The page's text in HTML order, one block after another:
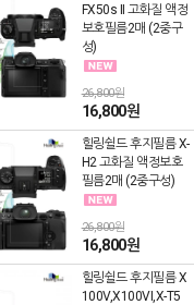
FX50s II 고화질 액정
보호필름2매 (2중구
성)
26,800원
16,800원
힐링쉴드 후지필름 X-
H2 고화질 액정보호
필름2매 (2중구성)
26,800원
16,800원
힐링쉴드 후지필름 X
100V,X100VI,X-T5